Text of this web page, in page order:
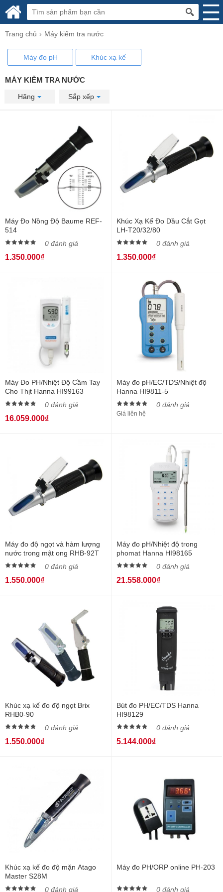
Trang chủ Máy kiểm tra nước
Máy đo pH Khúc xạ kế
MÁY KIỂM TRA NƯỚC
Hãng Sắp xếp
Máy Đo Nồng Độ Baume REF-
514
0 đánh giá
1.350.000₫
Khúc Xạ Kế Đo Dầu Cắt Gọt
LH-T20/32/80
0 đánh giá
1.350.000₫
Máy Đo PH/Nhiệt Độ Cầm Tay
Cho Thịt Hanna HI99163
0 đánh giá
16.059.000₫
Máy đo pH/EC/TDS/Nhiệt độ
Hanna HI9811-5
0 đánh giá
Giá liên hệ
Máy đo độ ngọt và hàm lượng
nước trong mật ong RHB-92T
0 đánh giá
1.550.000₫
Máy đo pH/Nhiệt độ trong
phomat Hanna HI98165
0 đánh giá
21.558.000₫
Khúc xạ kế đo độ ngọt Brix
RHB0-90
0 đánh giá
1.550.000₫
Bút đo PH/EC/TDS Hanna
HI98129
0 đánh giá
5.144.000₫
Khúc xạ kế đo độ mặn Atago
Master S28M
0 đánh giá
Máy đo PH/ORP online PH-203
0 đánh giá